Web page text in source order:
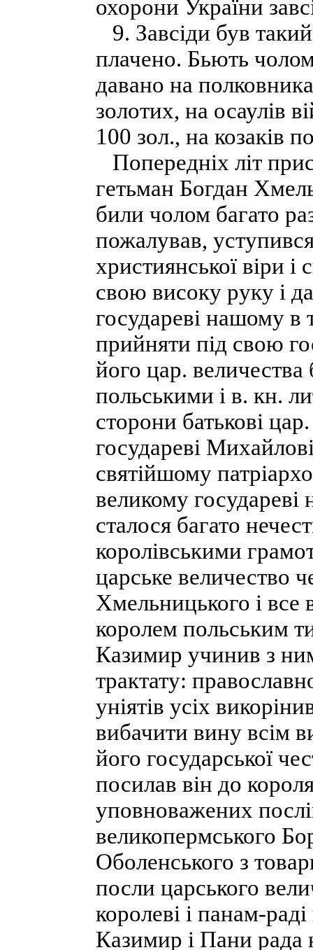
охорони України
9. Завсіди був
плачено. Бьють
давано на
золотих, на осаулів
100 зол., на козаків
Попередніх літ
гетьман Богдан
били чолом багато
пожалував,
християнської віри
свою високу руку і
государеві нашому в
прийняти під свою
його цар. величества
польськими і в. кн.
сторони батькові
государеві
святійшому
великому
сталося багато
королівськими
царське величество
Хмельницького і все
королем польським
Казимир учинив з
трактату:
уніятів усіх
вибачити вину всім
його государської
посилав він до
уповноважених
великопермського
Оболенського з
посли царського
королеві і панам-
Казимир і Пани рада